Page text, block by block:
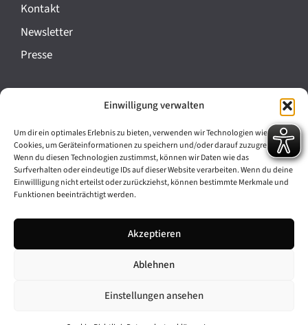
Einwilligung verwalten
Um dir ein optimales Erlebnis zu bieten, verwenden wir Technologien wie
Cookies, um Geräteinformationen zu speichern und/oder darauf zuzugreifen.
Wenn du diesen Technologien zustimmst, können wir Daten wie das
Surfverhalten oder eindeutige IDs auf dieser Website verarbeiten. Wenn du deine
Einwillligung nicht erteilst oder zurückziehst, können bestimmte Merkmale und
Funktionen beeinträchtigt werden.
Akzeptieren
Ablehnen
Einstellungen ansehen
a
n
t
l
t
u
g
-
Kontakt
Newsletter
Presse
Cookie-Richtlinie (EU)
Barrierefreiheit